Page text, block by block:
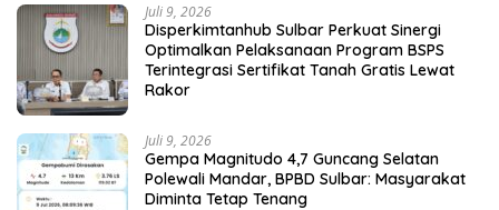
Juli 9, 2026
Disperkimtanhub Sulbar Perkuat Sinergi
Optimalkan Pelaksanaan Program BSPS
Terintegrasi Sertifikat Tanah Gratis Lewat
Rakor
Juli 9, 2026
Gempa Magnitudo 4,7 Guncang Selatan
Polewali Mandar, BPBD Sulbar: Masyarakat
Diminta Tetap Tenang